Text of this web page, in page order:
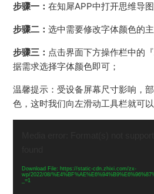
步骤一：在知犀APP中打开思维导图
步骤二：选中需要修改字体颜色的主
步骤三： 点击界面下方操作栏中的
据需求选择字体颜色即可；
温馨提示：受设备屏幕尺寸影响，
色，这时我们向左滑动工具栏就可
Download File: https://static-cdn.zhixi.com/zx-
wp/2022/08/
_=1